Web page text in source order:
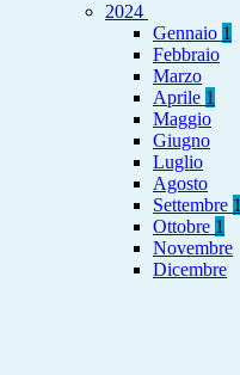
2024
Gennaio 1
Febbraio
Marzo
Aprile 1
Maggio
Giugno
Luglio
Agosto
Settembre 1
Ottobre 1
Novembre
Dicembre